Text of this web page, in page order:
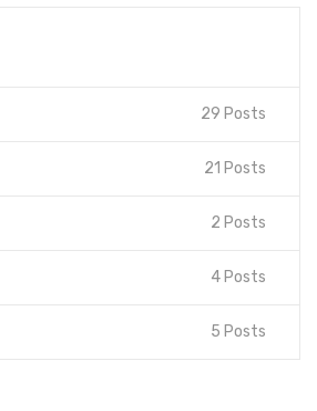
29 Posts
21 Posts
2 Posts
4 Posts
5 Posts